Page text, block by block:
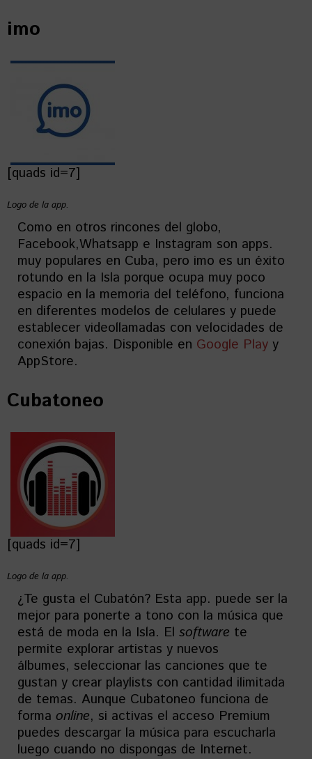
imo
[quads id=7]
Logo de la app.
Como en otros rincones del globo,
Facebook,Whatsapp e Instagram son apps.
muy populares en Cuba, pero imo es un éxito
rotundo en la Isla porque ocupa muy poco
espacio en la memoria del teléfono, funciona
en diferentes modelos de celulares y puede
establecer videollamadas con velocidades de
conexión bajas. Disponible en Google Play y
AppStore.
Cubatoneo
[quads id=7]
Logo de la app.
¿Te gusta el Cubatón? Esta app. puede ser la
mejor para ponerte a tono con la música que
está de moda en la Isla. El software te
permite explorar artistas y nuevos
álbumes, seleccionar las canciones que te
gustan y crear playlists con cantidad ilimitada
de temas. Aunque Cubatoneo funciona de
forma online, si activas el acceso Premium
puedes descargar la música para escucharla
luego cuando no dispongas de Internet.